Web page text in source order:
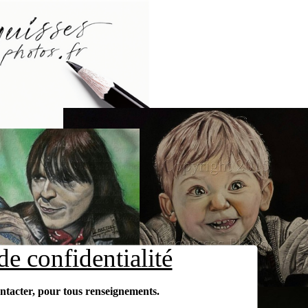
légales
pour tous renseignements.
pour tous renseignements.
confidentialité
pour tous renseignements.